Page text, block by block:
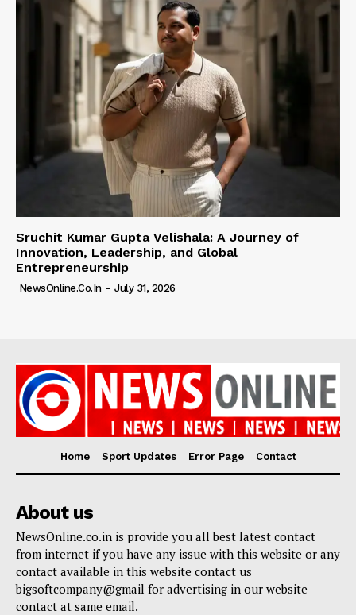
Sruchit Kumar Gupta Velishala: A Journey of
Innovation, Leadership, and Global
Entrepreneurship
NewsOnline.co.in - July 31, 2026
Home Sport Updates Error Page Contact
About us
NewsOnline.co.in is provide you all best latest contact
from internet if you have any issue with this website or any
contact available in this website contact us
bigsoftcompany@gmail for advertising in our website
contact at same email.